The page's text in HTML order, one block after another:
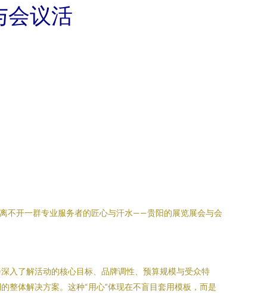
会议活
不开一群专业服务者的匠心与汗水——贵阳的展览展会与会
入了解活动的核心目标、品牌调性、预算规模与受众特
整体解决方案。这种“用心”体现在不盲目套用模板，而是